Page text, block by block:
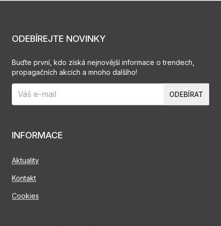
INFORMACE
Aktuality
Kontakt
Cookies
ODEBÍREJTE NOVINKY
Buďte první, kdo získá nejnovější informace o trendech,
propagačních akcích a mnoho dalšího!
ODEBÍRAT